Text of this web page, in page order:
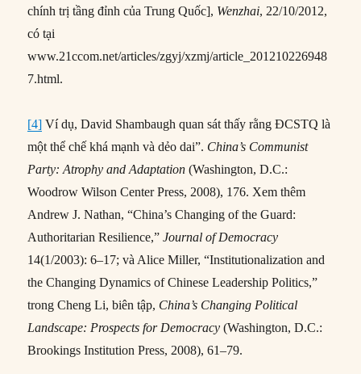
chính trị tầng đỉnh của Trung Quốc], Wenzhai, 22/10/2012,
có tại
www.21ccom.net/articles/zgyj/xzmj/article_201210226948
7.html.
[4] Ví dụ, David Shambaugh quan sát thấy rằng ĐCSTQ là
một thể chế khá mạnh và dẻo dai”. China’s Communist
Party: Atrophy and Adaptation (Washington, D.C.:
Woodrow Wilson Center Press, 2008), 176. Xem thêm
Andrew J. Nathan, “China’s Changing of the Guard:
Authoritarian Resilience,”Journal of Democracy
14(1/2003): 6–17; và Alice Miller, “Institutionalization and
the Changing Dynamics of Chinese Leadership Politics,”
trong Cheng Li, biên tập, China’s Changing Political
Landscape: Prospects for Democracy(Washington, D.C.:
Brookings Institution Press, 2008), 61–79.